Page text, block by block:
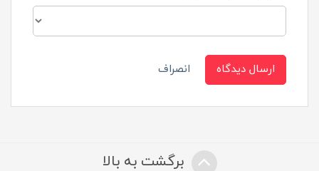
ارسال دیدگاه انصراف
برگشت به بالا